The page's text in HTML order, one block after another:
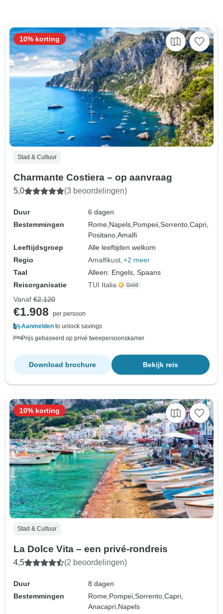
Stad & Cultuur
Charmante Costiera – op aanvraag
5,0 (3 beoordelingen)
Duur
6 dagen
Bestemmingen
Rome, Napels, Pompeii,Sorrento,Capri,
Positano,Amalfi
Leeftijdsgroep
Alle leeftijden welkom
Regio
Amalfikust +2 meer
Taal
Alleen: Engels, Spaans
Reisorganisatie
TUI Italia
10% korting
Vanaf €2.120
€1.908
per persoon
Aanmelden to unlock savings
Prijs gebaseerd op privé tweepersoonskamer
Bekijk reis
Download brochure
Stad & Cultuur
La Dolce Vita – een privé-rondreis
4,5 (2 beoordelingen)
Duur
8 dagen
Bestemmingen
Rome, Pompei,Sorrento,Capri,
Anacapri, Napels
10% korting